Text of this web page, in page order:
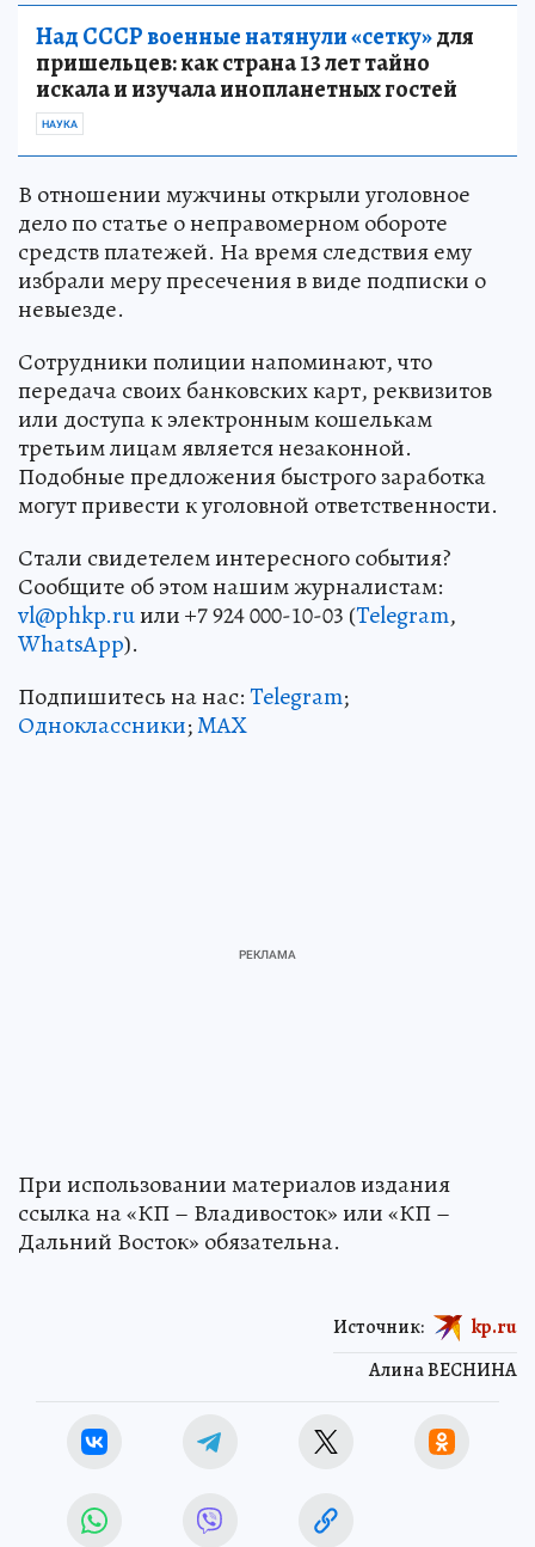
Над СССР военные натянули «сетку»для
пришельцев: как страна 13 лет тайно
искала и изучала инопланетных гостей
НАУКА
В отношении мужчины открыли уголовное
дело по статье о неправомерном обороте
средств платежей. На время следствия ему
избрали меру пресечения в виде подписки о
невыезде.
Сотрудники полиции напоминают, что
передача своих банковских карт, реквизитов
или доступа к электронным кошелькам
третьим лицам является незаконной.
Подобные предложения быстрого заработка
могут привести к уголовной ответственности.
Стали свидетелем интересного события?
Сообщите об этом нашим журналистам:
vl@phkp.ruили +7 924 000-10-03 (Telegram,
WhatsApp).
Подпишитесь на нас:Telegram;
Одноклассники;MAX
При использовании материалов издания
ссылка на «КП – Владивосток» или «КП –
Дальний Восток» обязательна.
Алина ВЕСНИНА
Источник: kp.ru